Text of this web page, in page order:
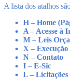
A lista dos atalhos
H – Home
A – Acesse à
M – Leis
X –
N – Contato
I – E-Sic
L –